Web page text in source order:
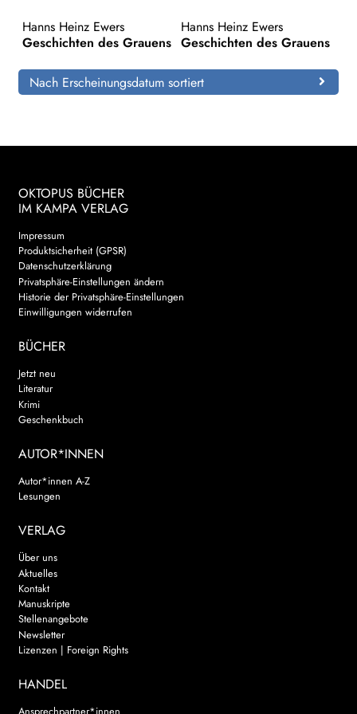
Hanns Heinz Ewers
Geschichten des Grauens
Hanns Heinz Ewers
Geschichten des Grauens
Nach Erscheinungsdatum sortiert
OKTOPUS BÜCHER
IM KAMPA VERLAG
Impressum
Produktsicherheit (GPSR)
Datenschutzerklärung
Privatsphäre-Einstellungen ändern
Historie der Privatsphäre-Einstellungen
Einwilligungen widerrufen
BÜCHER
Jetzt neu
Literatur
Krimi
Geschenkbuch
AUTOR*INNEN
Autor*innen A-Z
Lesungen
VERLAG
Über uns
Aktuelles
Kontakt
Manuskripte
Stellenangebote
Newsletter
Lizenzen | Foreign Rights
HANDEL